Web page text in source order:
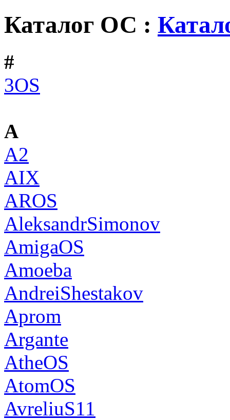
Каталог ОС :
#
3OS
A
A2
AIX
AROS
AleksandrSimonov
AmigaOS
Amoeba
AndreiShestakov
Aprom
Argante
AtheOS
AtomOS
AvreliuS11